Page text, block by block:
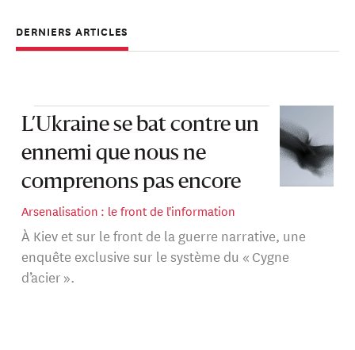
Fondateur et CEO de Kilimanjaro Digital, il accompagne
les opinions publiques et les intelligences artificielles.
Son approche croise culture politique, stratégie de
marque, guerre informationnelle et technologies
émergentes, avec une conviction centrale : aujourd’hui,
le pouvoir se joue aussi dans la manière dont les récits
sont structurés, mémorisés et relayés.
DERNIERS ARTICLES
L’Ukraine se bat contre un
ennemi que nous ne
comprenons pas encore
Arsenalisation : le front de l'information
À Kiev et sur le front de la guerre narrative, une
enquête exclusive sur le système du « Cygne
d’acier ».